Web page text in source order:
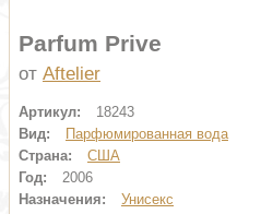
Parfum Prive
от Aftelier
Артикул:
18243
Вид:
Парфюмированная вода
Страна:
США
Год:
2006
Назначения:
Унисекс